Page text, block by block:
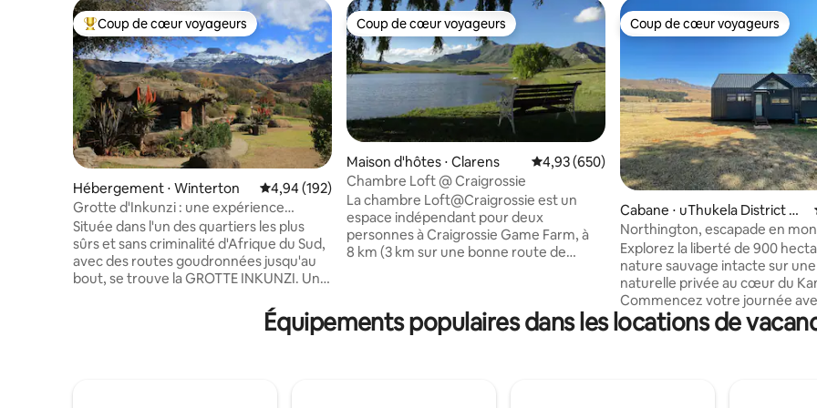
Coups de cœur voyageurs les plus appréciés
Coup de cœur voyageurs
Hébergement ⋅ Winterton Évaluation moyenne sur la base de 192 commentaires : 4,94 sur 5
4,94 (192)
Grotte d'Inkunzi : une expérience
africaine unique.
Située dans l'un des quartiers les plus
sûrs et sans criminalité d'Afrique du Sud,
avec des routes goudronnées jusqu'au
bout, se trouve la GROTTE INKUNZI. Une
le propriétaire avec un thème Bushman.
1 chambre seulement avec lit double. Lit
Coup de cœur voyageurs
Coup de cœur voyageurs
Maison d'hôtes ⋅ Clarens Évaluation moyenne sur la base de 650
4,93 (650)
Chambre Loft @ Craigrossie
La chambre Loft@Craigrossie est un
espace indépendant pour deux
personnes à Craigrossie Game Farm, à
8 km (3 km sur une bonne route de
avec vue sur les barrages et les
montagnes, d'un lit Queen Size avec une
Coup de cœur voyageurs
Coup de cœur voyageurs
Cabane ⋅ uThukela District M
unicipality
Northington, escapade en
Explorez la liberté de 900
nature sauvage intacte sur
naturelle privée au cœur du
Commencez votre journée
sur la montagne alors que les
errent en contrebas ou passez
pittoresques et découvrez des
Équipements populaires dans les locations de